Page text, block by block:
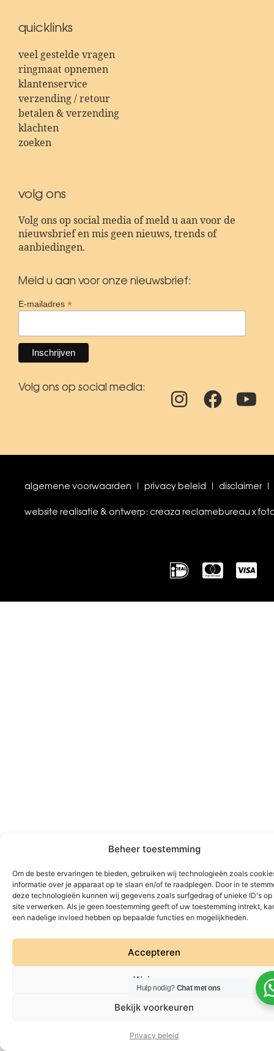
Beheer toestemming
Om de beste ervaringen te bieden, gebruiken wij technologieën zoals
informatie over je apparaat op te slaan en/of te raadplegen. Door in te
deze technologieën kunnen wij gegevens zoals surfgedrag of unieke ID's op
site verwerken. Als je geen toestemming geeft of uw toestemming intrekt,
een nadelige invloed hebben op bepaalde functies en mogelijkheden.
Accepteren
Weigeren
Bekijk voorkeuren
Privacy beleid
quicklinks
veel gestelde vragen
ringmaat opnemen
klantenservice
verzending / retour
betalen & verzending
klachten
zoeken
volg ons
Volg ons op social media of meld u aan voor de
nieuwsbrief en mis geen nieuws, trends of
aanbiedingen.
Meld u aan voor onze nieuwsbrief:
E-mailadres *
Volg ons op social media:
algemene voorwaarden privacy beleid disclaimer
website realisatie & ontwerp: creaza reclamebureau x
Hulp nodig? Chat met ons